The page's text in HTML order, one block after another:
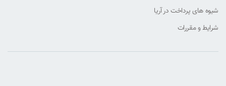
شیوه های پرداخت در آریا
شرایط و مقررات